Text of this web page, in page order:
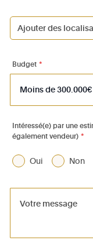
Ajouter des
1000 - Bruxelles-
1040 - Etterbeek
1050 - Ixelles
1070 - Anderlecht
1080 - Molenbeek-
1082 - Berchem-
Budget *
Intéressé(e) par une
également vendeur) *
Oui Non